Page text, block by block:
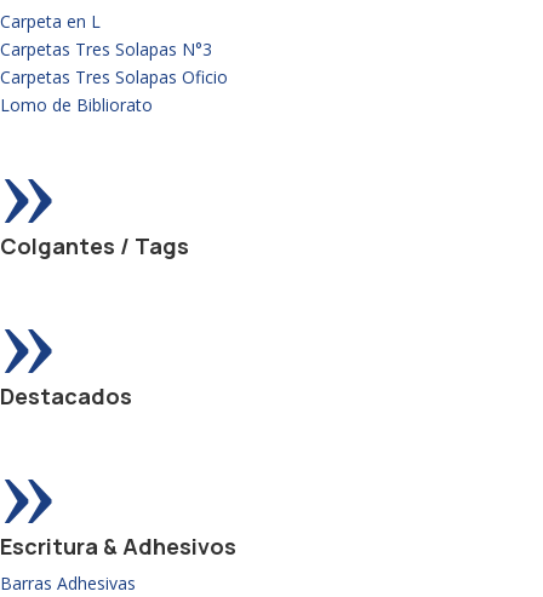
Carpeta en L
Carpetas Tres Solapas N°3
Carpetas Tres Solapas Oficio
Lomo de Bibliorato
»
Colgantes / Tags
»
Destacados
»
Escritura & Adhesivos
Barras Adhesivas